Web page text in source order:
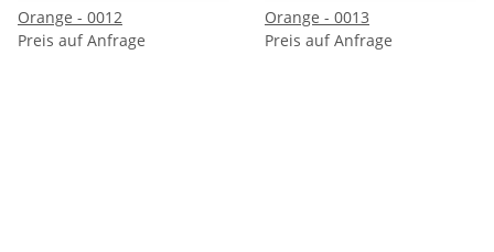
Orange - 0012
Preis auf Anfrage
Orange - 0013
Preis auf Anfrage